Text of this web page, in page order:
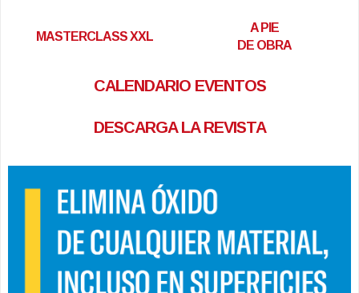
MASTERCLASS XXL
A PIE
DE OBRA
CALENDARIO EVENTOS
DESCARGA LA REVISTA